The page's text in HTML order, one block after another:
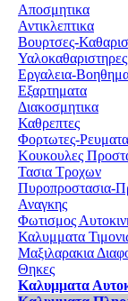
Αποσμητικα
Αντικλεπτικα
Βουρτσες-
Υαλοκαθαριστηρες
Εργαλεια-
Εξαρτηματα
Διακοσμητικα
Καθρεπτες
Φορτωτες-
Κουκουλες
Τασια Τροχων
Πυροπροστασια-
Αναγκης
Φωτισμος
Καλυμματα
Μαξιλαρακια
Θηκες
Καλυμματα